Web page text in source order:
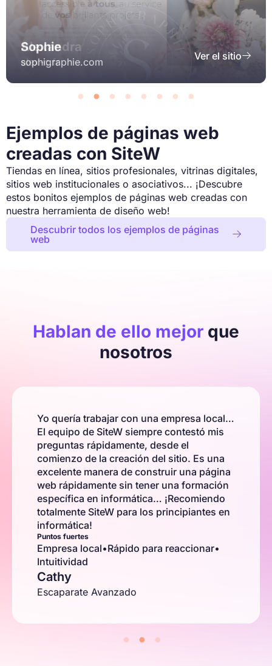
Sophie
sophigraphie.com 
Ver el sitio
Alexandra
alex-c.fr 
Ver el sitio
Capucine du VillageByCA
Toulouse
levillagebycatoulouse31.com 
Ver el
sitio
Adèle
lemoulindadele.fr 
Ver el sitio
Patricia & Jean-Paul
la-ferme-de-brossard.fr 
Ver el sitio
Solenne
little-chouquette.fr 
Ver el sitio
ZooParc Vallée de la Sûre
zooparc.be 
Ver el sitio
Association ALML
locations-leucate.fr 
Ver el sitio
Ejemplos de páginas web
creadas con SiteW
Tiendas en línea, sitios profesionales, vitrinas digitales,
sitios web institucionales o asociativos... ¡Descubre
estos bonitos ejemplos de páginas web creadas con
nuestra herramienta de diseño web!

Descubrir todos los ejemplos de páginas
web
Hablan de ello mejor que
nosotros
Yo quería trabajar con una empresa local…
El equipo de SiteW siempre contestó mis
preguntas rápidamente, desde el
comienzo de la creación del sitio. Es una
excelente manera de construir una página
web rápidamente sin tener una formación
específica en informática… ¡Recomiendo
totalmente SiteW para los principiantes en
informática!
Puntos fuertes
Empresa local•Rápido para reaccionar•
Intuitividad
Cathy
Escaparate Avanzado